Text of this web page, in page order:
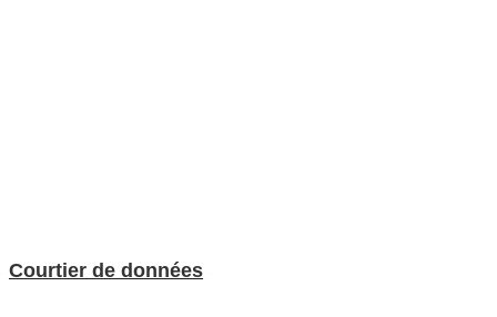
Courtier de données